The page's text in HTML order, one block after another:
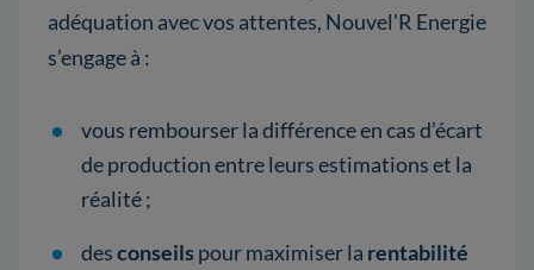
adéquation avec vos attentes, Nouvel'R Energie
s’engage à :
vous rembourser la différence en cas d’écart
de production entre leurs estimations et la
réalité ;
desconseils pour maximiser la rentabilité